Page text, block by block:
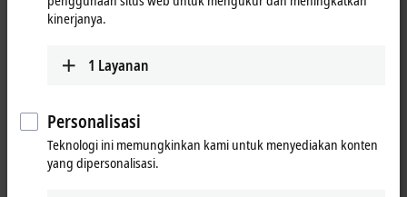
menyesuaikan pengaturan privasi; konten eksternal dari Video
dimuat selama proses ini. Silakan lihat di sini untuk Kebijakan
Mar 21, 2024
kinerjanya.
1 Layanan
Personalisasi
Teknologi ini memungkinkan kami untuk menyediakan konten
yang dipersonalisasi.